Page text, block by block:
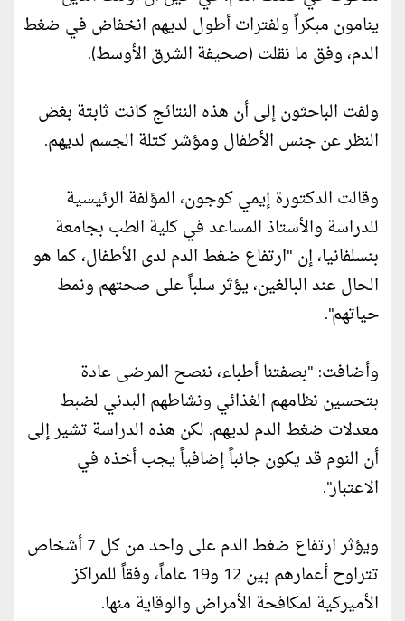
ينامون مبكراً ولفترات أطول لديهم انخفاض في ضغط
الدم، وفق ما نقلت (صحيفة الشرق الأوسط).
ولفت الباحثون إلى أن هذه النتائج كانت ثابتة بغض
النظر عن جنس الأطفال ومؤشر كتلة الجسم لديهم.
وقالت الدكتورة إيمي كوجون، المؤلفة الرئيسية
للدراسة والأستاذ المساعد في كلية الطب بجامعة
بنسلفانيا، إن "ارتفاع ضغط الدم لدى الأطفال، كما هو
الحال عند البالغين، يؤثر سلباً على صحتهم ونمط
حياتهم".
وأضافت: "بصفتنا أطباء، ننصح المرضى عادة
بتحسين نظامهم الغذائي ونشاطهم البدني لضبط
معدلات ضغط الدم لديهم. لكن هذه الدراسة تشير إلى
أن النوم قد يكون جانباً إضافياً يجب أخذه في
الاعتبار".
ويؤثر ارتفاع ضغط الدم على واحد من كل 7 أشخاص
تتراوح أعمارهم بين 12 و19 عاماً، وفقاً للمراكز
الأميركية لمكافحة الأمراض والوقاية منها.